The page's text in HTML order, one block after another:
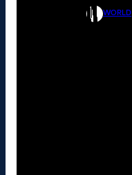
WORLD